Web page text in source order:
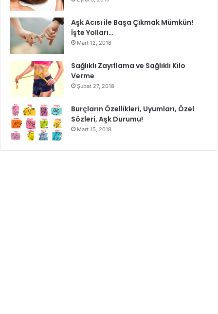
Kurabiyelerin üzeri kızarana denk pişirin. Aman dikkat,
parmaklarınızı yemeyin. Bir an evvel, istemediğiniz
kilolarınızdan kurtulmanız dileğiyle.
Afiyet olsun..
Aşk Acısı ile Başa Çıkmak Mümkün!
İşte Yolları…
Mart 12, 2018
Sağlıklı Zayıflama ve Sağlıklı Kilo
Verme
Şubat 27, 2018
Burçların Özellikleri, Uyumları, Özel
Sözleri, Aşk Durumu!
Mart 15, 2018